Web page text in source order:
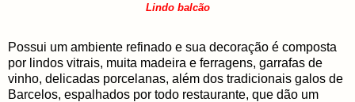
Lindo balcão
Possui um ambiente refinado e sua decoração é composta
por lindos vitrais, muita madeira e ferragens, garrafas de
vinho, delicadas porcelanas, além dos tradicionais galos de
Barcelos, espalhados por todo restaurante, que dão um